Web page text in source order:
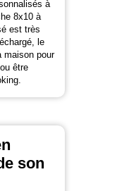
à
8x10 à
est très
le
maison pour
être
son